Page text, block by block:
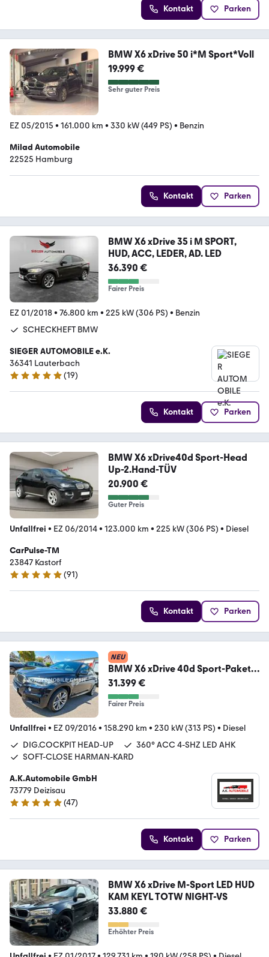
Kontakt Parken
BMW X6 xDrive 50 i*M Sport*Voll
19.999 €
Sehr guter Preis
EZ 05/2015 • 161.000 km • 330 kW (449 PS) • Benzin
Milad Automobile
22525 Hamburg
Kontakt Parken
BMW X6 xDrive 35 i M SPORT,
HUD, ACC, LEDER, AD. LED
36.390 €
Fairer Preis
EZ 01/2018• 76.800 km • 225 kW (306 PS) • Benzin
SCHECKHEFT BMW
SIEGER AUTOMOBILE e.K.
36341 Lauterbach
4.9 Sterne
(19)
Kontakt Parken
BMW X6 xDrive40d Sport-Head
Up-2.Hand-TÜV
20.900 €
Guter Preis
Unfallfrei • EZ 06/2014• 123.000 km • 225 kW (306 PS) • Diesel
CarPulse-TM
23847 Kastorf
4.8 Sterne
(91)
Kontakt Parken
NEU
BMW X6 xDrive 40d Sport-Paket
M / M-Technic
31.399 €
Fairer Preis
Unfallfrei • EZ 09/2016• 158.290 km • 230 kW (313 PS) • Diesel
DIG.COCKPIT HEAD-UP
360° ACC 4-SHZ LED AHK
SOFT-CLOSE HARMAN-KARD
A.K.Automobile GmbH
73779 Deizisau
4.9 Sterne
(47)
Kontakt Parken
BMW X6 xDrive M-Sport LED HUD
KAM KEYL TOTW NIGHT-VS
33.880 €
Erhöhter Preis